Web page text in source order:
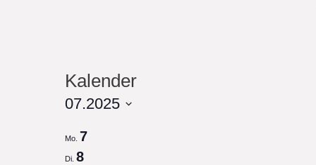
Kalender
07.2025
date.
Mo. 7
Di. 8